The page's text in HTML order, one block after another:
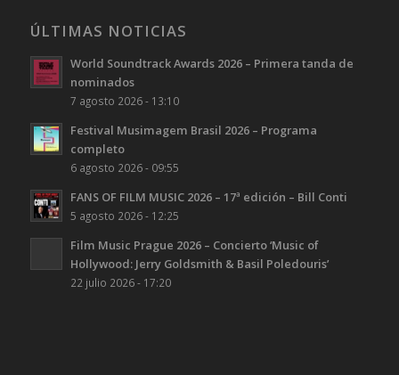
ÚLTIMAS NOTICIAS
World Soundtrack Awards 2026 – Primera tanda de
nominados
7 agosto 2026 - 13:10
Festival Musimagem Brasil 2026 – Programa
completo
6 agosto 2026 - 09:55
FANS OF FILM MUSIC 2026 – 17ª edición – Bill Conti
5 agosto 2026 - 12:25
Film Music Prague 2026 – Concierto ‘Music of
Hollywood: Jerry Goldsmith & Basil Poledouris’
22 julio 2026 - 17:20